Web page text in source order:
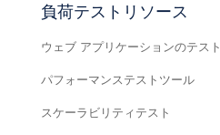
負荷テストリソース
ウェブ アプリケーションのテスト
パフォーマンステストツール
スケーラビリティテスト